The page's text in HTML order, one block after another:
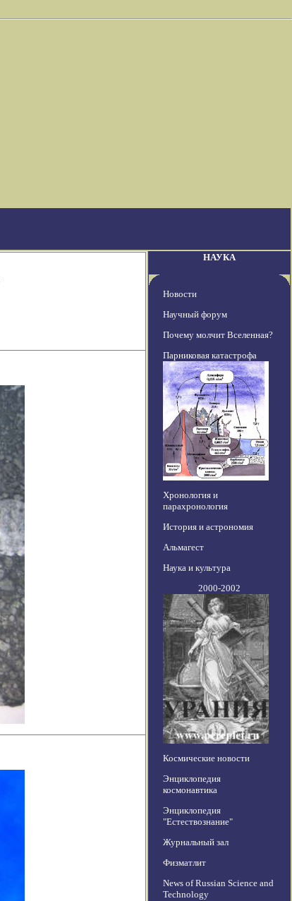
НАУКА
Новости
Научный форум
Почему молчит Вселенная?
Парниковая катастрофа
Хронология и
парахронология
История и астрономия
Альмагест
Наука и культура
2000-2002
Космические новости
Энциклопедия
космонавтика
Энциклопедия
"Естествознание"
Журнальный зал
Физматлит
News of Russian Science and
Technology